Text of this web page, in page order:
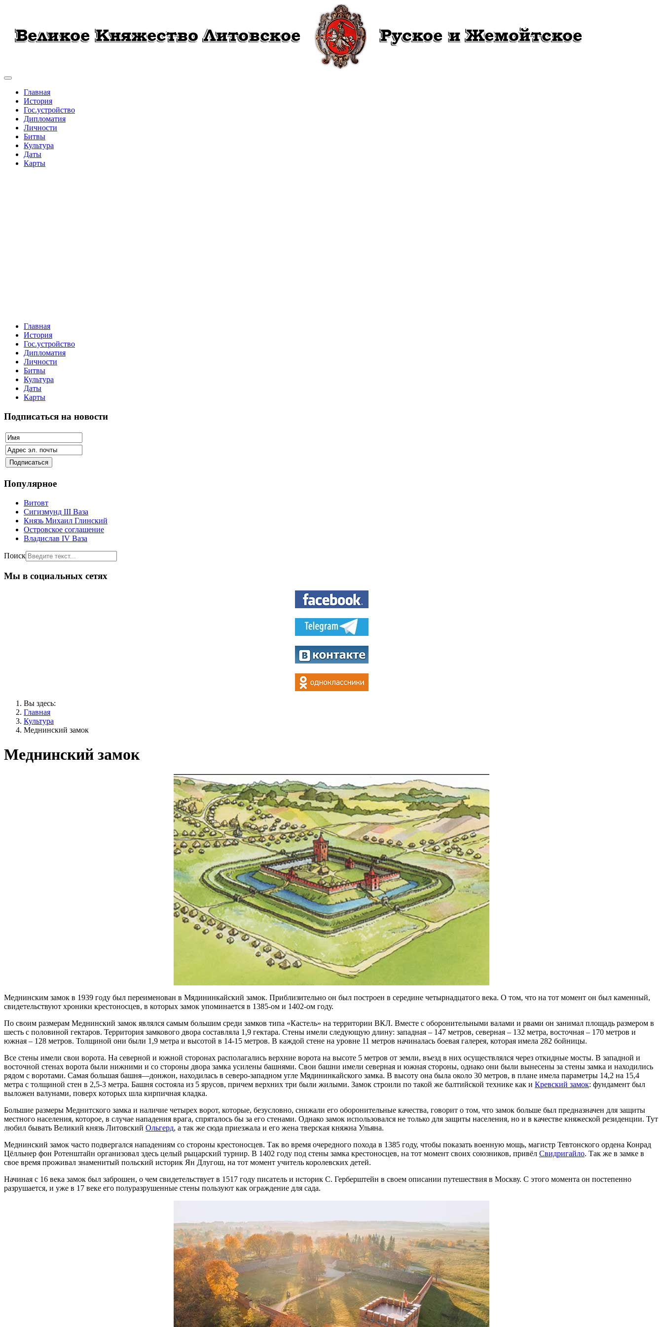
Главная
История
Гос.устройство
Дипломатия
Личности
Битвы
Культура
Даты
Карты
Главная
История
Гос.устройство
Дипломатия
Личности
Битвы
Культура
Даты
Карты
Подписаться на новости
Популярное
Витовт
Сигизмунд III Ваза
Князь Михаил Глинский
Островское соглашение
Владислав IV Ваза
Поиск
Мы в социальных сетях
Вы здесь:
Главная
Культура
Меднинский замок
Меднинский замок
Меднинским замок в 1939 году был переименован в Мядининкайский замок. Приблизительно он был построен в середине четырнадцатого века. О том, что на тот момент он был каменный,
свидетельствуют хроники крестоносцев, в которых замок упоминается в 1385-ом и 1402-ом году.
По своим размерам Меднинский замок являлся самым большим среди замков типа «Кастель» на территории ВКЛ. Вместе с оборонительными валами и рвами он занимал площадь размером в
шесть с половиной гектаров. Территория замкового двора составляла 1,9 гектара. Стены имели следующую длину: западная – 147 метров, северная – 132 метра, восточная – 170 метров и
южная – 128 метров. Толщиной они были 1,9 метра и высотой в 14-15 метров. В каждой стене на уровне 11 метров начиналась боевая галерея, которая имела 282 бойницы.
Все стены имели свои ворота. На северной и южной сторонах располагались верхние ворота на высоте 5 метров от земли, въезд в них осуществлялся через откидные мосты. В западной и
восточной стенах ворота были нижними и со стороны двора замка усилены башнями. Свои башни имели северная и южная стороны, однако они были вынесены за стены замка и находились
рядом с воротами. Самая большая башня—донжон, находилась в северо-западном угле Мядининкайского замка. В высоту она была около 30 метров, в плане имела параметры 14,2 на 15,4
метра с толщиной стен в 2,5-3 метра. Башня состояла из 5 ярусов, причем верхних три были жилыми. Замок строили по такой же балтийской технике как и Кревский замок: фундамент был
выложен валунами, поверх которых шла кирпичная кладка.
Большие размеры Меднитского замка и наличие четырех ворот, которые, безусловно, снижали его оборонительные качества, говорит о том, что замок больше был предназначен для защиты
местного населения, которое, в случае нападения врага, спряталось бы за его стенами. Однако замок использовался не только для защиты населения, но и в качестве княжеской резиденции. Тут
любил бывать Великий князь Литовский Ольгерд, а так же сюда приезжала и его жена тверская княжна Ульяна.
Меднинский замок часто подвергался нападениям со стороны крестоносцев. Так во время очередного похода в 1385 году, чтобы показать военную мощь, магистр Тевтонского ордена Конрад
Цёлльнер фон Ротенштайн организовал здесь целый рыцарский турнир. В 1402 году под стены замка крестоносцев, на тот момент своих союзников, привёл Свидригайло. Так же в замке в
свое время проживал знаменитый польский историк Ян Длугош, на тот момент учитель королевских детей.
Начиная с 16 века замок был заброшен, о чем свидетельствует в 1517 году писатель и историк С. Герберштейн в своем описании путешествия в Москву. С этого момента он постепенно
разрушается, и уже в 17 веке его полуразрушенные стены пользуют как ограждение для сада.